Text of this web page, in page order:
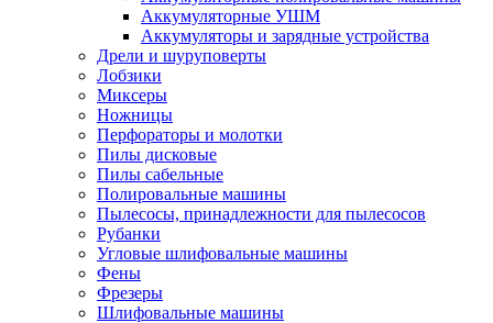
Аккумуляторные УШМ
Аккумуляторы и зарядные устройства
Дрели и шуруповерты
Лобзики
Миксеры
Ножницы
Перфораторы и молотки
Пилы дисковые
Пилы сабельные
Полировальные машины
Пылесосы, принадлежности для пылесосов
Рубанки
Угловые шлифовальные машины
Фены
Фрезеры
Шлифовальные машины